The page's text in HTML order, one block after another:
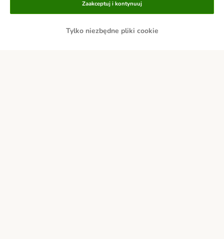
Przelew Za pobraniem
Tylko niezbędne pliki cookie
Zaakceptuj i kontynuuj